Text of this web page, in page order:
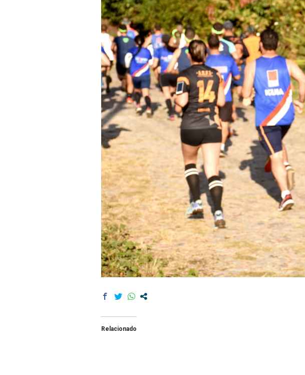
Relacionado